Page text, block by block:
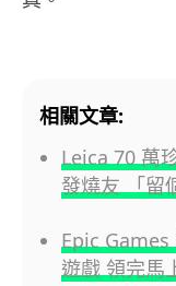
相關文章:
Leica 70 萬
發燒友 「留
Epic Games
遊戲 領完馬